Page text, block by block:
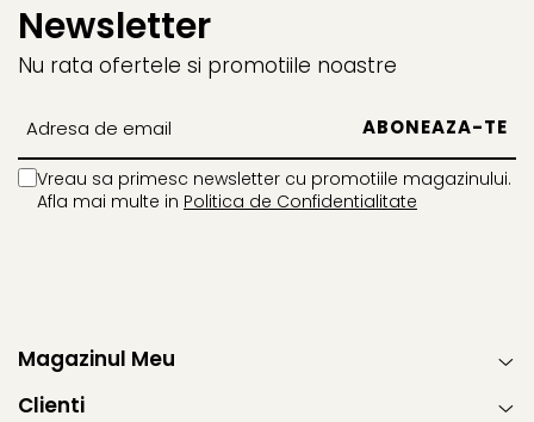
Newsletter
Nu rata ofertele si promotiile noastre
Vreau sa primesc newsletter cu promotiile magazinului.
Afla mai multe in Politica de Confidentialitate
Magazinul Meu
Clienti